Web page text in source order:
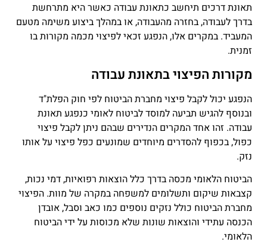
תאונת דרכים תיחשב כתאונת עבודה כאשר היא מתרחשת
בדרך לעבודה, בחזרה מהעבודה, או במהלך ביצוע משימה מטעם
המעביד. במקרים אלו, הנפגע זכאי לפיצוי מכמה מקורות בו
זמנית.
מקורות הפיצוי בתאונת עבודה
הנפגע יכול לקבל פיצוי מחברת הביטוח לפי חוק הפלת"ד
ובנוסף להגיש תביעה למוסד לביטוח לאומי כנפגע תאונת
עבודה. זהו אחד המקרים הנדירים שבהם ניתן לקבל פיצוי
כפול, בכפוף להסדרים מיוחדים שמונעים כפל פיצוי על אותו
נזק.
הביטוח הלאומי מכסה בדרך כלל הוצאות רפואיות, דמי נכות,
קצבאות שיקום ותשלומים למשפחה במקרה של מוות. הפיצוי
מחברת הביטוח כולל נזקים נוספים כמו כאב וסבל, אובדן
הכנסה עתידי והוצאות שונות שלא מכוסות על ידי הביטוח
הלאומי.